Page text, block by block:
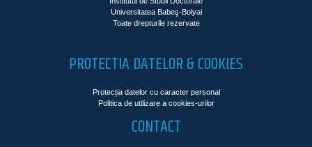
Universitatea Babeş-Bolyai
Toate drepturile rezervate
PROTECTIA DATELOR & COOKIES
Protecția datelor cu caracter personal
Politica de utilizare a cookies-urilor
CONTACT